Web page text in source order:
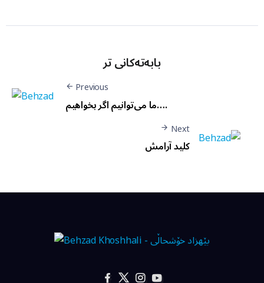
بابەتەکانی تر
Previous
ما می‌توانیم اگر بخواهیم….
Next
کليد آرامش